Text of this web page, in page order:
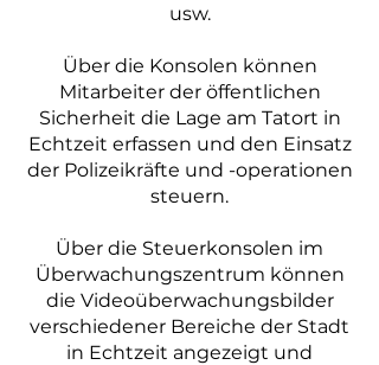
usw.
Über die Konsolen können
Mitarbeiter der öffentlichen
Sicherheit die Lage am Tatort in
Echtzeit erfassen und den Einsatz
der Polizeikräfte und -operationen
steuern.
Über die Steuerkonsolen im
Überwachungszentrum können
die Videoüberwachungsbilder
verschiedener Bereiche der Stadt
in Echtzeit angezeigt und